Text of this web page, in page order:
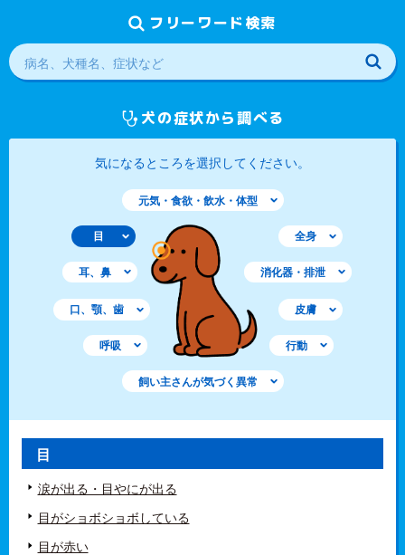
フリーワード検索
犬の症状から調べる
気になるところを選択してください。
目
耳、鼻
口、顎、歯
呼吸
飼い主さんが気づく異常
全身
消化器・排泄
皮膚
行動
元気・食欲・飲水・体型
目
涙が出る・目やにが出る
目がショボショボしている
目が赤い